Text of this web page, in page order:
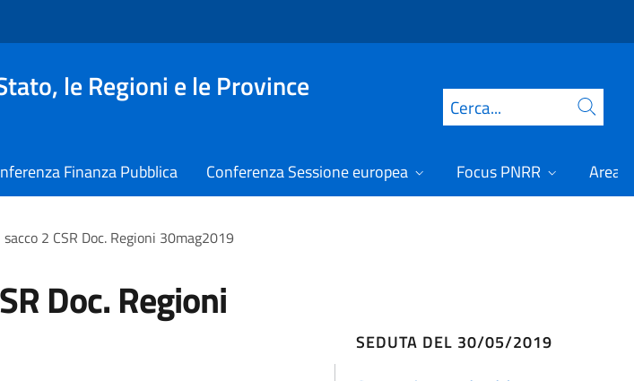
le Regioni e le Province
Cerca
Finanza Pubblica Conferenza Sessione europea Focus PNRR Area
sacco 2 CSR Doc. Regioni 30mag2019
Doc. Regioni
SEDUTA DEL 30/05/2019